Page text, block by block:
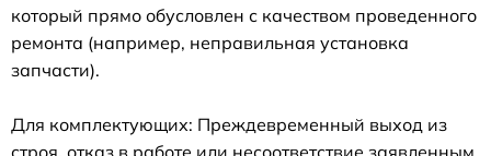
который прямо обусловлен с качеством проведенного
ремонта (например, неправильная установка
запчасти).
Для комплектующих: Преждевременный выход из
строя, отказ в работе или несоответствие заявленным